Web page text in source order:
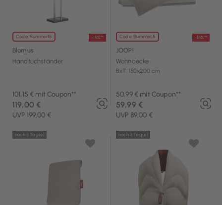
Code: Summer15 -15%**
Blomus
Handtuchständer
101,15 € mit Coupon**
UVP 199,00 €
119,00 €
Code: Summer15 -15%**
JOOP!
Wohndecke
BxT: 150x200 cm
50,99 € mit Coupon**
UVP 89,00 €
59,99 €
noch 3 Tag(e) noch 3 Tag(e)